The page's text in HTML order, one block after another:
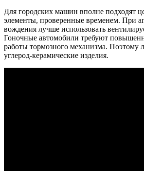
Для городских машин вполне подходят
элементы, проверенные временем. При
вождения лучше использовать
Гоночные автомобили требуют
работы тормозного механизма. Поэтому
углерод-керамические изделия.